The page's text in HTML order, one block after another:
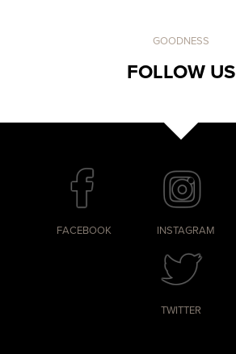
GOODNESS
FOLLOW US
FACEBOOK INSTAGRAM
TWITTER